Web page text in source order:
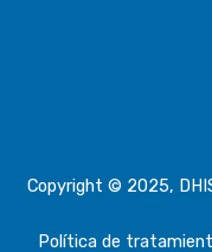
Copyright © 2025,
Política de